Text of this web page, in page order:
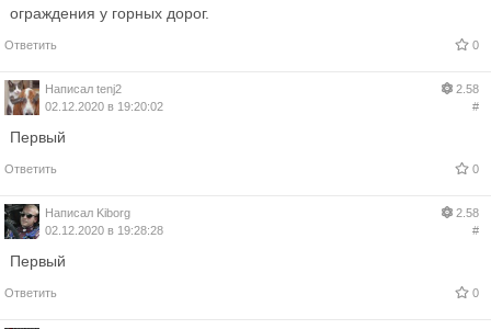
ограждения у горных дорог.
Ответить 0
Написал tenj2
02.12.2020 в 19:20:02
2.58
#
Первый
Ответить 0
Написал Kiborg
02.12.2020 в 19:28:28
2.58
#
Первый
Ответить 0